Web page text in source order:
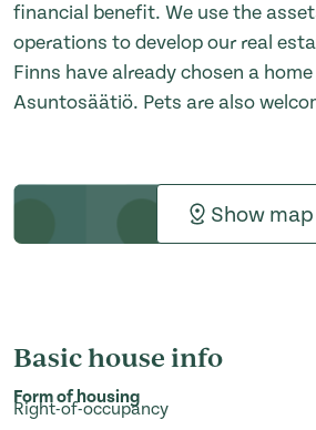
financial benefit. We use the
operations to develop our real
Finns have already chosen a
Asuntosäätiö. Pets are also
Show map
Basic house info
Form of housing
Right-of-occupancy